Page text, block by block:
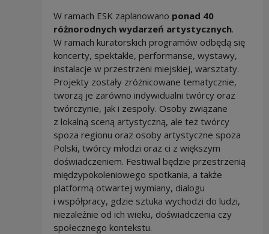
W ramach ESK zaplanowano ponad 40
różnorodnych wydarzeń artystycznych.
W ramach kuratorskich programów odbędą się
koncerty, spektakle, performanse, wystawy,
instalacje w przestrzeni miejskiej, warsztaty.
Projekty zostały zróżnicowane tematycznie,
tworzą je zarówno indywidualni twórcy oraz
twórczynie, jak i zespoły. Osoby związane
z lokalną sceną artystyczną, ale też twórcy
spoza regionu oraz osoby artystyczne spoza
Polski, twórcy młodzi oraz ci z większym
doświadczeniem. Festiwal będzie przestrzenią
międzypokoleniowego spotkania, a także
platformą otwartej wymiany, dialogu
i współpracy, gdzie sztuka wychodzi do ludzi,
niezależnie od ich wieku, doświadczenia czy
społecznego kontekstu.